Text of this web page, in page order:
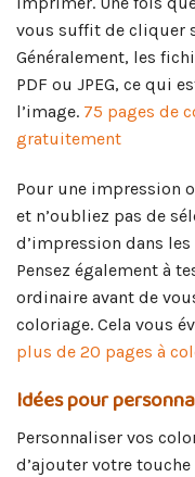
vous suffit de cliquer
Généralement, les
PDF ou JPEG, ce qui
l’image. 75 pages de
gratuitement
Pour une impression
et n’oubliez pas de
d’impression dans
Pensez également à
ordinaire avant de
coloriage. Cela vous
plus de 20 pages à
Idées pour
Personnaliser vos
d’ajouter votre